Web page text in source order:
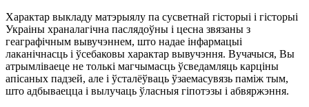
Характар ​​выкладу матэрыялу па сусветнай гісторыі і гісторыі
Украіны храналагічна паслядоўны і цесна звязаны з
геаграфічным вывучэннем, што надае інфармацыі
лаканічнасць і ўсебаковы характар ​​вывучэння. Вучачыся, Вы
атрымліваеце не толькі магчымасць ўсведамляць карціны
апісаных падзей, але і ўсталёўваць ўзаемасувязь паміж тым,
што адбываецца і вылучаць ўласныя гіпотэзы і абвяржэння.